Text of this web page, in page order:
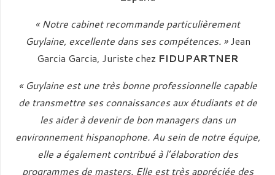
« Notre cabinet recommande particulièrement
Guylaine, excellente dans ses compétences. »Jean
Garcia Garcia, Juriste chez FIDUPARTNER
« Guylaine est une très bonne professionnelle capable
de transmettre ses connaissances aux étudiants et de
les aider à devenir de bon managers dans un
environnement hispanophone. Au sein de notre équipe,
elle a également contribué à l’élaboration des
programmes de masters. Elle est très appréciée des